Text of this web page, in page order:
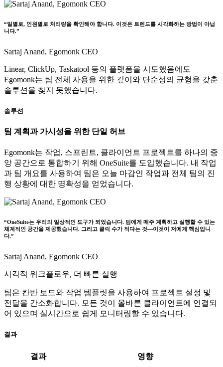
“일별로, 인원별로 처리량을 확인해야 합니다. 이것은 트렌드를 시각화하는 방법이 아닙
니다.”
Sartaj Anand, Egomonk CEO
Linear, ClickUp, Taskatool 등의 플랫폼을 시도했음에도
Egomonk는 팀 전체 사용을 위한 깊이와 단순성의 균형을 갖춘
솔루션을 찾지 못했습니다.
솔루션
팀 계획과 가시성을 위한 단일 허브
Egomonk는 작업, 스프린트, 클라이언트 프로젝트를 하나의 중
앙 공간으로 통합하기 위해 OneSuite를 도입했습니다. 내 작업
과 팀 개요를 사용하여 팀은 오늘 마감인 작업과 전체 팀의 진
행 상황에 대한 명확성을 얻었습니다.
“OneSuite는 우리의 일상적인 도구가 되었습니다. 팀에게 매주 계획하고 실행할 수 있는
체계적인 공간을 제공했습니다. 그리고 클릭 수가 적다는 것—이것이 저에게 핵심입니
다.”
Sartaj Anand, Egomonk CEO
시각적 워크플로우, 더 빠른 실행
팀은 칸반 보드와 작업 템플릿을 사용하여 프로젝트 설정 및
전달을 간소화합니다. 모든 것이 올바른 클라이언트에 연결되
어 있으며 실시간으로 쉽게 모니터링할 수 있습니다.
결과
결과 영향